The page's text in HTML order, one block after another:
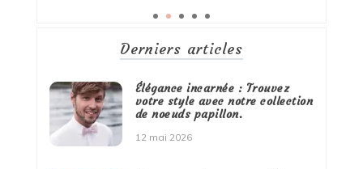
Derniers articles
Élégance incarnée : Trouvez
votre style avec notre collection
de noeuds papillon.
12 mai 2026